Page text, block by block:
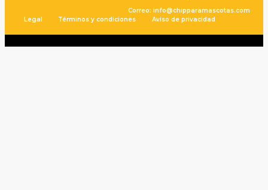
Correo: info@chipparamascotas.com
Legal
Términos y condiciones Aviso de privacidad